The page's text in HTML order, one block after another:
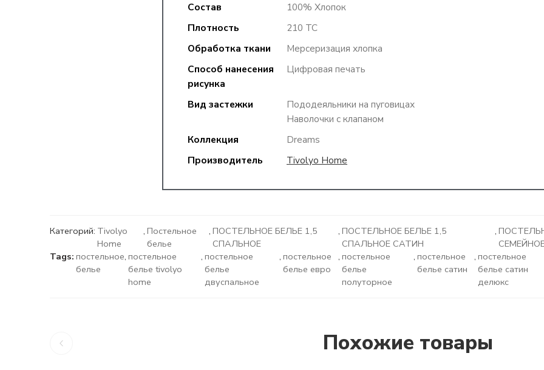
Состав
100% Хлопок
Плотность
210 TC
Обработка ткани
Мерсеризация хлопка
Способ нанесения
рисунка
Цифровая печать
Вид застежки
Пододеяльники на пуговицах
Наволочки с клапаном
Коллекция
Dreams
Производитель
Tivolyo Home
Категорий: Tivolyo
Home
, Постельное
белье
, ПОСТЕЛЬНОЕ БЕЛЬЕ 1,5
СПАЛЬНОЕ
, ПОСТЕЛЬНОЕ БЕЛЬЕ 1,5
СПАЛЬНОЕ САТИН
,
Tags: постельное
белье
, постельное
белье tivolyo
home
, постельное
белье
двуспальное
, постельное
белье евро
, постельное
белье
полуторное
, постельное
белье сатин
, постельное
белье сатин
делюкс
Похожие товары